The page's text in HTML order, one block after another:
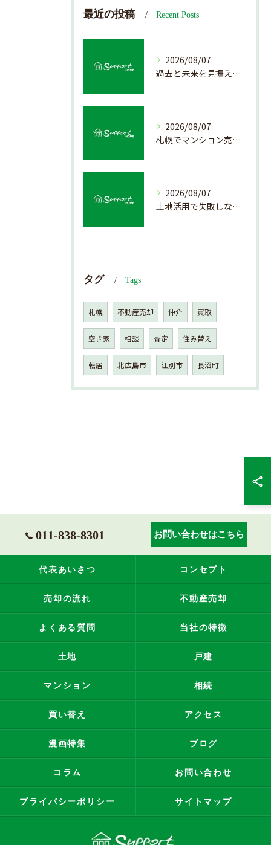
最近の投稿 Recent Posts
2026/08/07
過去と未来を見据えた戸建て売却の秘訣
2026/08/07
札幌でマンション売却を成功させる査定と価格の見極め方
2026/08/07
土地活用で失敗しない売却準備のポイント
タグ Tags
札幌 不動産売却 仲介 買取
空き家 相談 査定 住み替え
転居 北広島市 江別市 長沼町
011-838-8301 お問い合わせはこちら
代表あいさつ コンセプト
売却の流れ 不動産売却
よくある質問 当社の特徴
土地 戸建
マンション 相続
買い替え アクセス
漫画特集 ブログ
コラム お問い合わせ
プライバシーポリシー サイトマップ